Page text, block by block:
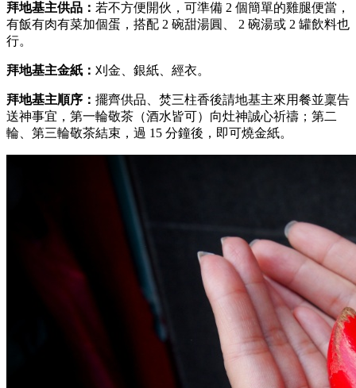
拜地基主供品： 若不方便開伙，可準備 2 個簡單的雞腿便當，
有飯有肉有菜加個蛋，搭配 2 碗甜湯圓、 2 碗湯或 2 罐飲料也
行。
拜地基主金紙： 刈金、銀紙、經衣。
拜地基主順序： 擺齊供品、焚三柱香後請地基主來用餐並稟告
送神事宜，第一輪敬茶（酒水皆可）向灶神誠心祈禱；第二
輪、第三輪敬茶結束，過 15 分鐘後，即可燒金紙。